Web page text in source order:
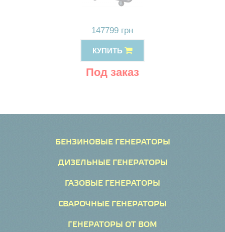
147799 грн
КУПИТЬ
Под заказ
БЕНЗИНОВЫЕ ГЕНЕРАТОРЫ
ДИЗЕЛЬНЫЕ ГЕНЕРАТОРЫ
ГАЗОВЫЕ ГЕНЕРАТОРЫ
СВАРОЧНЫЕ ГЕНЕРАТОРЫ
ГЕНЕРАТОРЫ ОТ ВОМ